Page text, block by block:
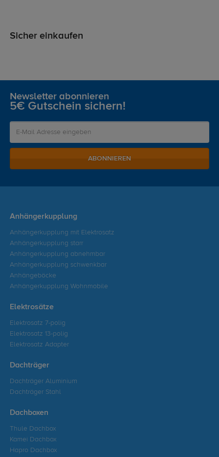
Sicher einkaufen
Newsletter abonnieren
5€ Gutschein sichern!
ABONNIEREN
Anhängerkupplung
Anhängerkupplung mit Elektrosatz
Anhängerkupplung starr
Anhängerkupplung abnehmbar
Anhängerkupplung schwenkbar
Anhängeböcke
Anhängerkupplung Wohnmobile
Elektrosätze
Elektrosatz 7-polig
Elektrosatz 13-polig
Elektrosatz Adapter
Dachträger
Dachträger Aluminium
Dachträger Stahl
Dachboxen
Thule Dachbox
Kamei Dachbox
Hapro Dachbox